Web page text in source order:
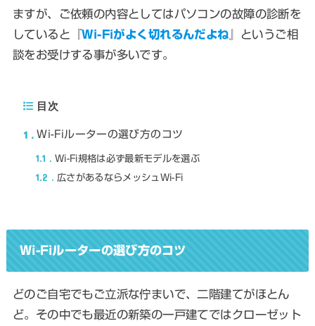
ますが、ご依頼の内容としてはパソコンの故障の診断を
していると『Wi-Fiがよく切れるんだよね 』というご相
談をお受けする事が多いです。
目次
1 Wi-Fiルーターの選び方のコツ
1.1 Wi-Fi規格は必ず最新モデルを選ぶ
1.2 広さがあるならメッシュWi-Fi
Wi-Fiルーターの選び方のコツ
どのご自宅でもご立派な佇まいで、二階建てがほとん
ど。その中でも最近の新築の一戸建てではクローゼット